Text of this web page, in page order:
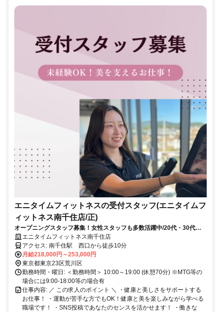
エニタイムフィットネスの受付スタッフ(エニタイムフ
ィットネス南千住店/正)
オープニングスタッフ募集！女性スタッフも多数活躍中/20代・30代活
躍中/明るく清潔な職場！/未経験大歓迎♪
エニタイムフィットネス南千住店
アクセス: ​南千住駅 西口から徒歩10分
月給218,000円～253,000円
東京都東京23区荒川区
勤務時間・曜日: ＜勤務時間＞ 10:00～19:00 (休憩70分) ※MTG等の
場合には9:00-18:00等の場合有
仕事内容: ／ この求人のポイント ＼ ・健康と美しさをサポートする
お仕事！ ・運動が苦⼿な⽅でもOK！健康と美を楽しみながら学べる
職場です！ ・SNS投稿であなたのセンスを活かせます！ ・働きな